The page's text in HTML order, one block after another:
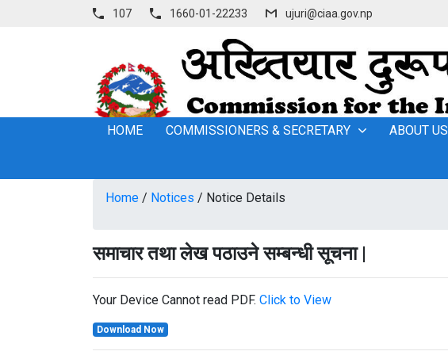
107 1660-01-22233 ujuri@ciaa.gov.np
HOME COMMISSIONERS & SECRETARY ABOUT US
Home / Notices / Notice Details
समाचार तथा लेख पठाउने सम्बन्धी सूचना |
Your Device Cannot read PDF. Click to View
Download Now